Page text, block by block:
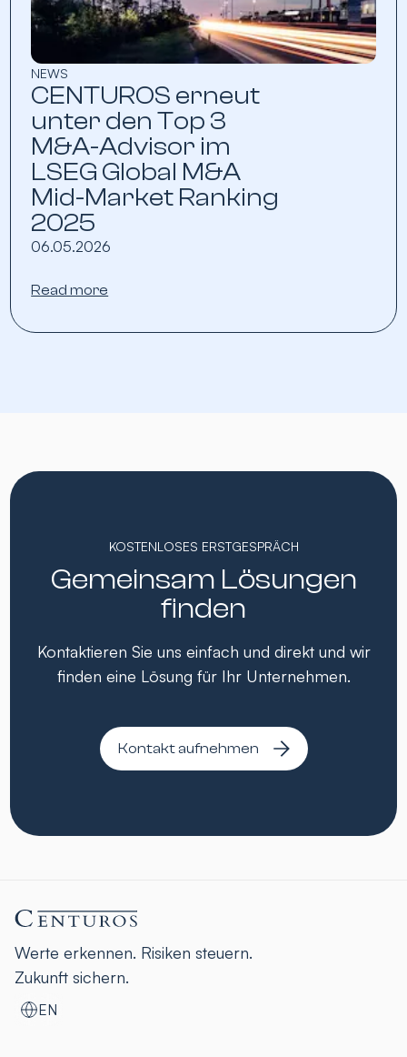
NEWS
CENTUROS erneut
unter den Top 3
M&A-Advisor im
LSEG Global M&A
Mid-Market Ranking
2025
06.05.2026
Read more
KOSTENLOSES ERSTGESPRÄCH
Gemeinsam Lösungen
finden
Kontaktieren Sie uns einfach und direkt und wir
finden eine Lösung für Ihr Unternehmen.
Kontakt aufnehmen
Werte erkennen. Risiken steuern.
Zukunft sichern.
EN